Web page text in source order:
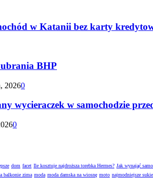
w Katanii bez karty
BHP
20260
wycieraczek w samochodzie
0
dom facet Ile kosztuje najdroższa torebka Hermes? Jak wynająć
balkonie zima moda moda damska na wiosnę moto najmodniejsze